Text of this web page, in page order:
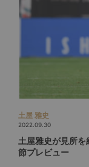
土屋 雅史
2022.09.30
土屋雅史が見所
節プレビュー